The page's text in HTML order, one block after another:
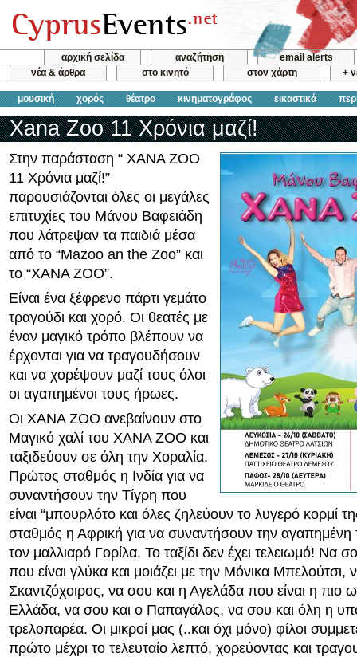
αρχική σελίδα αναζήτηση
email alerts
νέα & άρθρα
στο κινητό στον χάρτη +
μουσική χορός θέατρο κινηματογράφος εικαστικά
Xana Zoo 11 Χρόνια μαζί!
Στην παράσταση “ XANA ZOO
11 Χρόνια μαζί!”
παρουσιάζονται όλες οι μεγάλες
επιτυχίες του Μάνου Βαφειάδη
που λάτρεψαν τα παιδιά μέσα
από το “Mazoo an the Zoo” και
το “XANA ZOO”.
Είναι ένα ξέφρενο πάρτι γεμάτο
τραγούδι και χορό. Οι θεατές με
έναν μαγικό τρόπο βλέπουν να
έρχονται για να τραγουδήσουν
και να χορέψουν μαζί τους όλοι
οι αγαπημένοι τους ήρωες.
Οι XANA ZOO ανεβαίνουν στο
Μαγικό χαλί του XANA ZOO και
ταξιδεύουν σε όλη την Χοραλία.
Πρώτος σταθμός η Ινδία για να
συναντήσουν την Τίγρη που
είναι “μπουρλότο και όλες ζηλεύουν το λυγερό κορμί
σταθμός η Αφρική για να συναντήσουν την αγαπημένη
τον μαλλιαρό Γορίλα. Το ταξίδι δεν έχει τελειωμό! Να
που είναι γλύκα και μοιάζει με την Μόνικα Μπελούτσι,
Σκαντζόχοιρος, να σου και η Αγελάδα που είναι η πιο
Ελλάδα, να σου και ο Παπαγάλος, να σου και όλη η
τρελοπαρέα. Οι μικροί μας (..και όχι μόνο) φίλοι
πρώτο μέχρι το τελευταίο λεπτό, χορεύοντας και